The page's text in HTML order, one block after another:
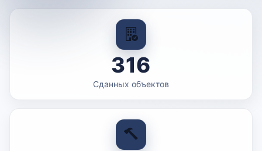
316
Сданных объектов